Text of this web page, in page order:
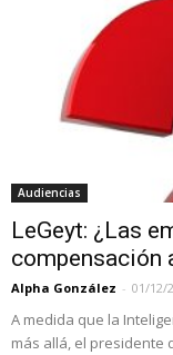
Audiencias
LeGeyt: ¿Las
compensación
Alpha González - 01/12/
A medida que la
más allá, el presidente